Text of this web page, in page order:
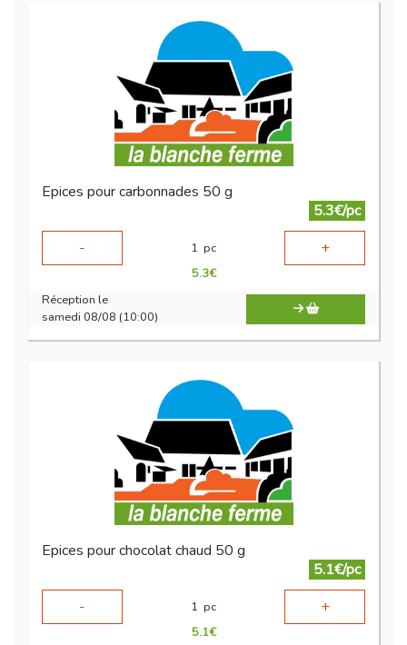
Epices pour carbonnades 50 g
5.3€/pc
-
1 pc +
5.3€
Réception le
samedi 08/08 (10:00)
Epices pour chocolat chaud 50 g
5.1€/pc
-
1 pc +
5.1€